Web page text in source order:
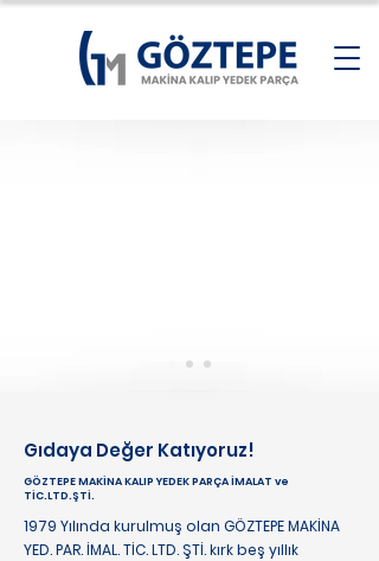
Gıdaya Değer Katıyoruz!
GÖZTEPE MAKİNA KALIP YEDEK PARÇA İMALAT ve
TİC.LTD.ŞTİ.
1979 Yılında kurulmuş olan GÖZTEPE MAKİNA
YED. PAR. İMAL. TİC. LTD. ŞTİ. kırk beş yıllık